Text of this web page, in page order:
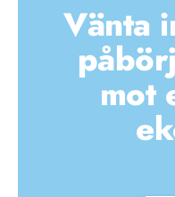
Vänta
mot